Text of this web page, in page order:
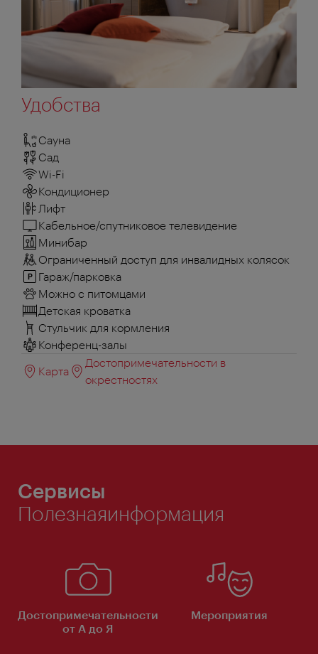
Удобства
Сауна
Сад
Wi-Fi
Кондиционер
Лифт
Кабельное/спутниковое телевидение
Минибар
Ограниченный доступ для инвалидных колясок
Гараж/парковка
Можно с питомцами
Детская кроватка
Стульчик для кормления
Конференц-залы
Карта
Достопримечательности в
окрестностях
Сервисы
Полезнаяинформация
Достопримечательности
от А до Я
Мероприятия